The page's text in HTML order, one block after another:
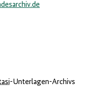
-Unterlagen-Archivs